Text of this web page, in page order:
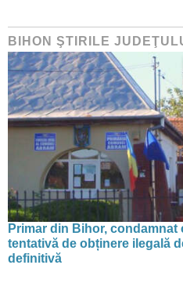
BIHON ŞTIRILE
Primar din Bihor,
tentativă de obținere ilegală
definitivă